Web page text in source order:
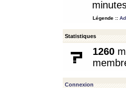
Légende ::
Statistiques
1260
Connexion